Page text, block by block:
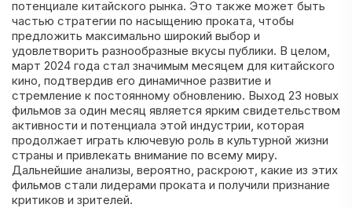
потенциале китайского рынка. Это также может быть
частью стратегии по насыщению проката, чтобы
предложить максимально широкий выбор и
удовлетворить разнообразные вкусы публики. В целом,
март 2024 года стал значимым месяцем для китайского
кино, подтвердив его динамичное развитие и
стремление к постоянному обновлению. Выход 23 новых
фильмов за один месяц является ярким свидетельством
активности и потенциала этой индустрии, которая
продолжает играть ключевую роль в культурной жизни
страны и привлекать внимание по всему миру.
Дальнейшие анализы, вероятно, раскроют, какие из этих
фильмов стали лидерами проката и получили признание
критиков и зрителей.